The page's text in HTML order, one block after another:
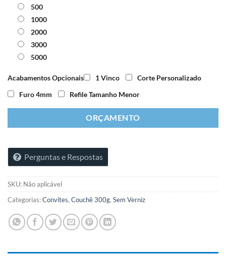
500
1000
2000
3000
5000
Acabamentos Opcionais 1 Vinco
Corte Personalizado
Furo 4mm
Refile Tamanho Menor
ORÇAMENTO
Perguntas e Respostas
SKU: Não aplicável
Categorias:Convites, Couchê 300g, Sem Verniz